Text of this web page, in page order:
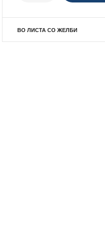
ВО ЛИСТА СО ЖЕЛБИ